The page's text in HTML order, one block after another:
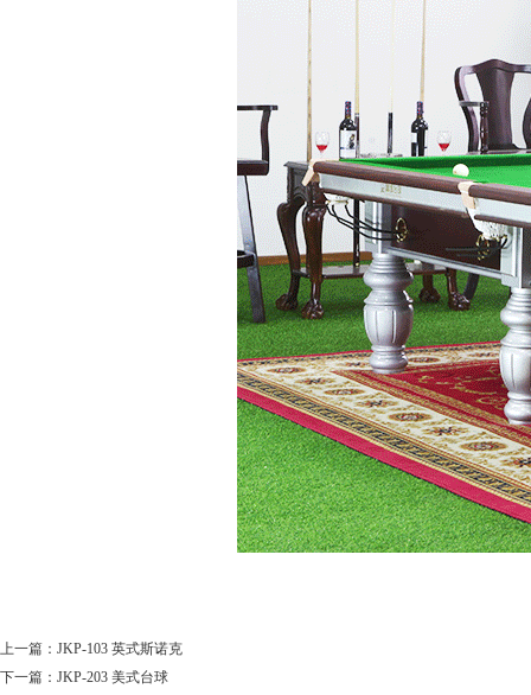
上一篇：JKP-103 英式斯诺克
下一篇：JKP-203 美式台球